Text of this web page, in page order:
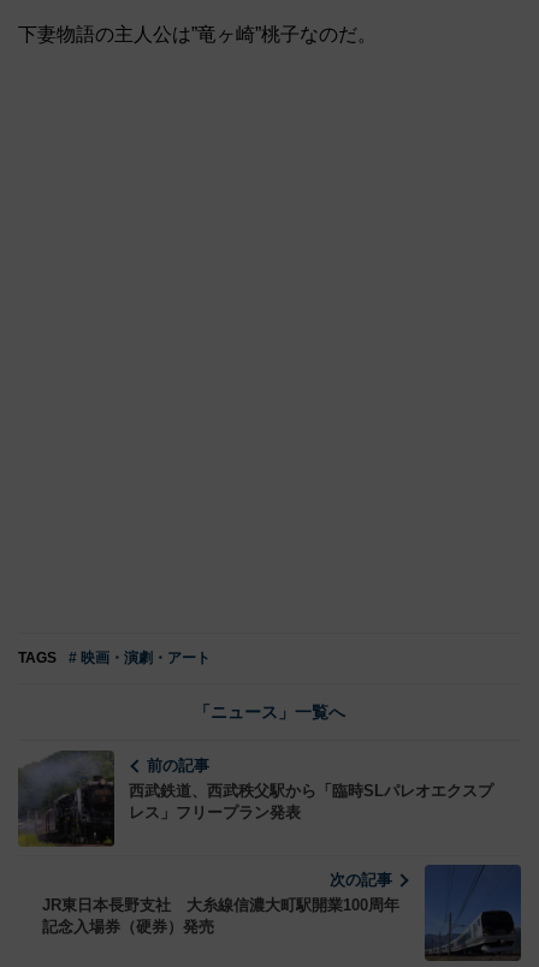
下妻物語の主人公は”竜ヶ崎”桃子なのだ。
TAGS # 映画・演劇・アート
「ニュース」一覧へ
前の記事
西武鉄道、西武秩父駅から「臨時SLパレオエクスプ
レス」フリープラン発表
次の記事
JR東日本長野支社 大糸線信濃大町駅開業100周年
記念入場券（硬券）発売